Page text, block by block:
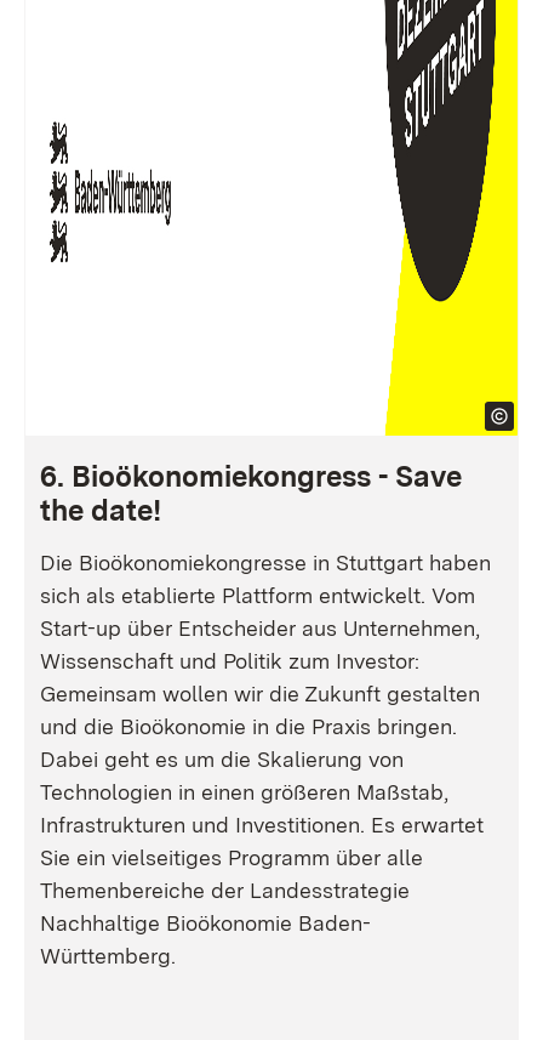
6. Bioökonomiekongress - Save
the date!
Die Bioökonomiekongresse in Stuttgart haben
sich als etablierte Plattform entwickelt. Vom
Start-up über Entscheider aus Unternehmen,
Wissenschaft und Politik zum Investor:
Gemeinsam wollen wir die Zukunft gestalten
und die Bioökonomie in die Praxis bringen.
Dabei geht es um die Skalierung von
Technologien in einen größeren Maßstab,
Infrastrukturen und Investitionen. Es erwartet
Sie ein vielseitiges Programm über alle
Themenbereiche der Landesstrategie
Nachhaltige Bioökonomie Baden-
Württemberg.